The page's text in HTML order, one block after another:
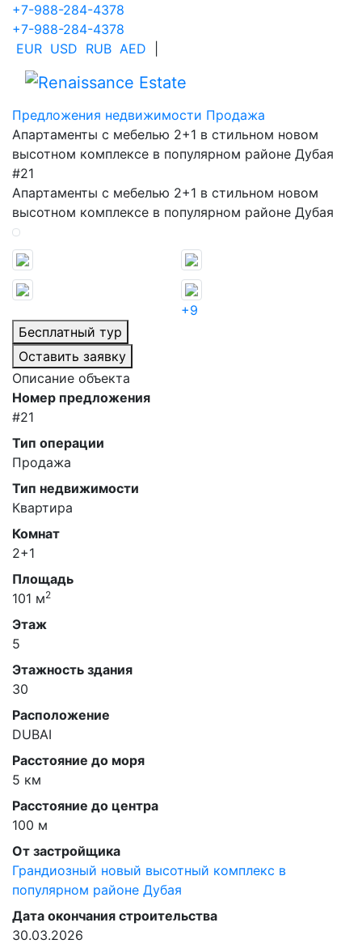
+7-988-284-4378
+7-988-284-4378
EUR USD RUB AED
Предложения недвижимости Продажа
Апартаменты с мебелью 2+1 в стильном новом
высотном комплексе в популярном районе Дубая
#21
Апартаменты с мебелью 2+1 в стильном новом
высотном комплексе в популярном районе Дубая
+9
Бесплатный тур
Оставить заявку
Описание объекта
Номер предложения
#21
Тип операции
Продажа
Тип недвижимости
Квартира
Комнат
2+1
Площадь
101 м2
Этаж
5
Этажность здания
30
Расположение
DUBAI
Расстояние до моря
5 км
Расстояние до центра
100 м
От застройщика
Грандиозный новый высотный комплекс в
популярном районе Дубая
Дата окончания строительства
30.03.2026